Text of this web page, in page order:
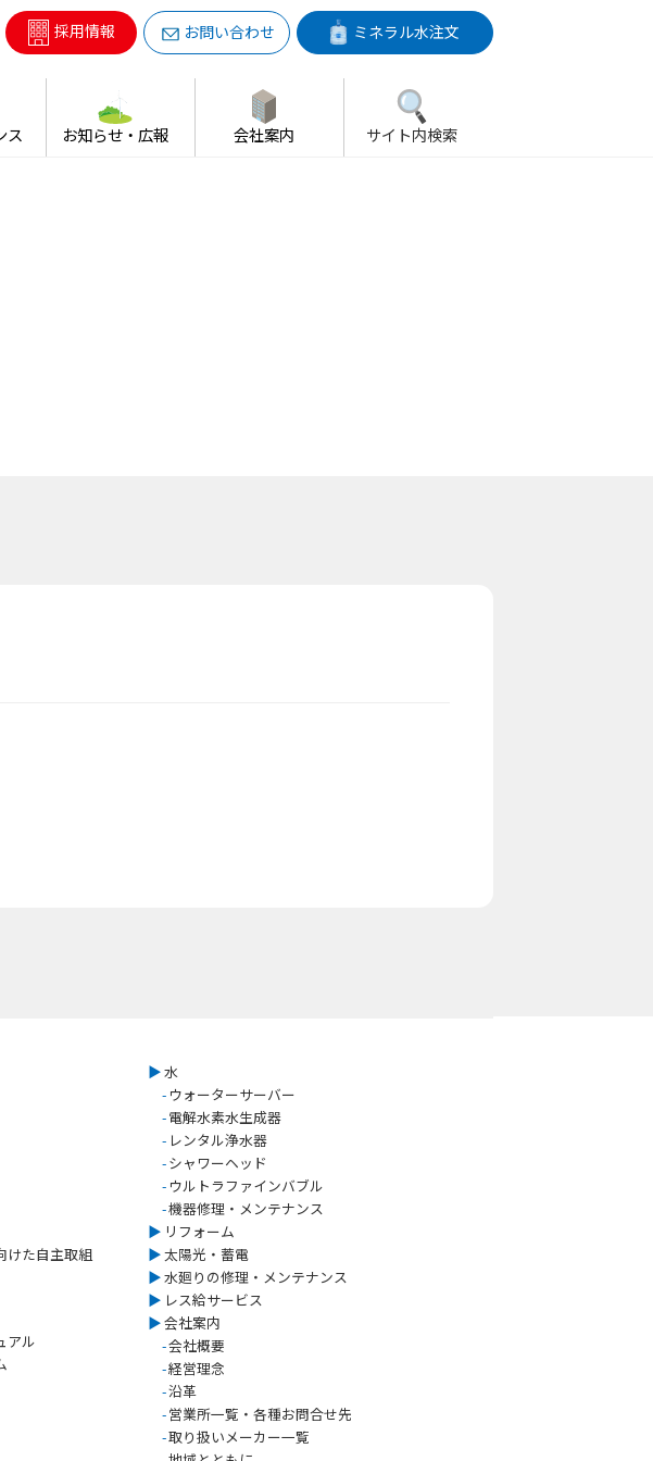
採用情報 お問い合わせ ミネラル水注文
ス お知らせ・広報 会社案内 サイト内検索
けた自主取組
アル
▶︎水
- ウォーターサーバー
-電解水素水生成器
- レンタル浄水器
-シャワーヘッド
- ウルトラファインバブル
-機器修理・メンテナンス
▶︎ リフォーム
▶︎太陽光・蓄電
▶︎水廻りの修理・メンテナンス
▶︎ レス給サービス
▶︎会社案内
-会社概要
-経営理念
-沿革
-営業所一覧・各種お問合せ先
-取り扱いメーカー一覧